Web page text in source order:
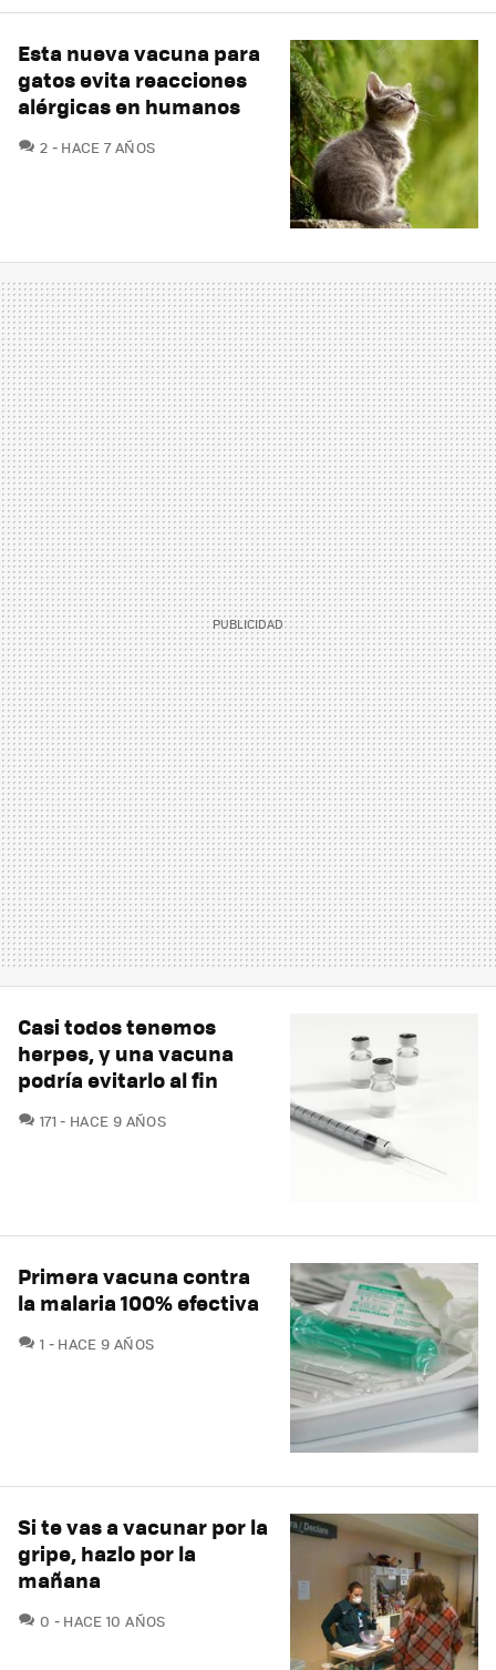
Esta nueva vacuna para
gatos evita reacciones
alérgicas en humanos
2 COMENTARIOS
HACE 7 AÑOS
Casi todos tenemos
herpes, y una vacuna
podría evitarlo al fin
171 COMENTARIOS
HACE 9 AÑOS
Primera vacuna contra
la malaria 100% efectiva
1 COMENTARIOS
HACE 9 AÑOS
Si te vas a vacunar por la
gripe, hazlo por la
mañana
0 COMENTARIOS
HACE 10 AÑOS